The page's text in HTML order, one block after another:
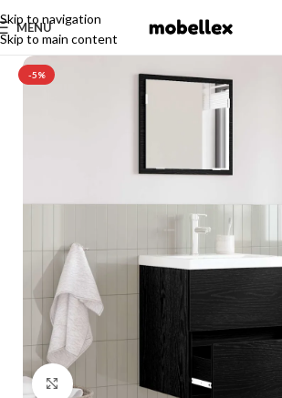
Skip to navigation
Skip to main content
MENU
-5%
Click to enlarge